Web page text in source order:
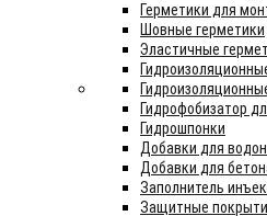
Герметики для
Шовные герметики
Эластичные
Гидрофобизатор
Гидрошпонки
Добавки для
Добавки для
Заполнитель
Защитные